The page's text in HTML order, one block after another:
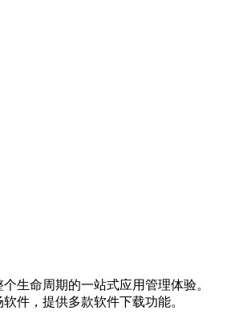
生命周期的一站式应用管理体验。
件，提供多款软件下载功能。